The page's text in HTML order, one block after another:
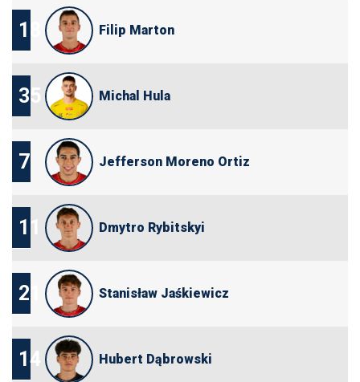
18 Filip Marton
35 Michal Hula
7 Jefferson Moreno Ortiz
11 Dmytro Rybitskyi
21 Stanisław Jaśkiewicz
14 Hubert Dąbrowski